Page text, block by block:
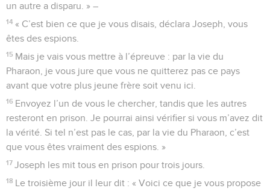
un autre a disparu. » –
14 « C’est bien ce que je vous disais, déclara Joseph, vous
êtes des espions.
15 Mais je vais vous mettre à l’épreuve : par la vie du
Pharaon, je vous jure que vous ne quitterez pas ce pays
avant que votre plus jeune frère soit venu ici.
16 Envoyez l’un de vous le chercher, tandis que les autres
resteront en prison. Je pourrai ainsi vérifier si vous m’avez dit
la vérité. Si tel n’est pas le cas, par la vie du Pharaon, c’est
que vous êtes vraiment des espions. »
17 Joseph les mit tous en prison pour trois jours.
18 Le troisième jour il leur dit : « Voici ce que je vous propose